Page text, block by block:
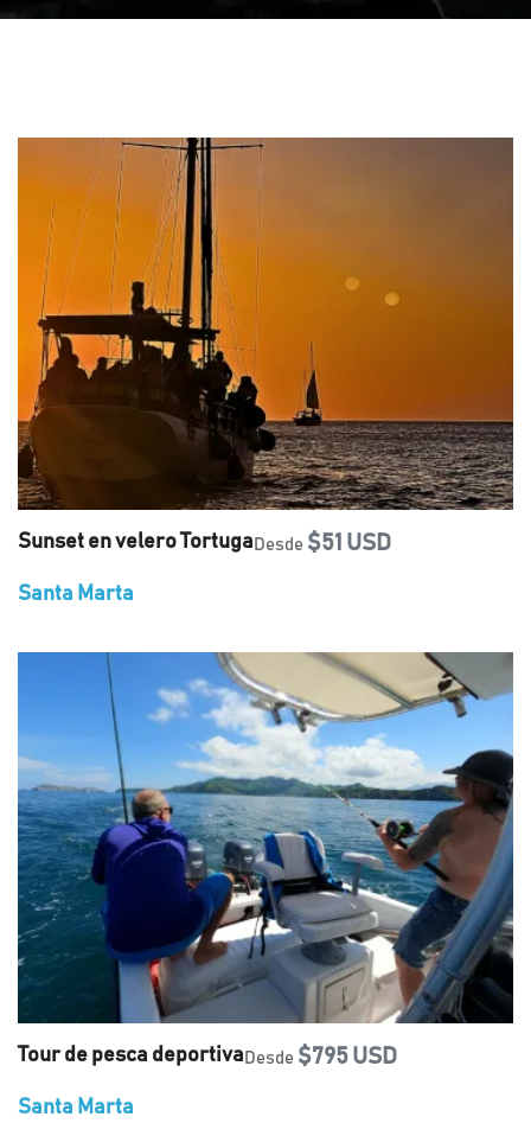
Sunset en velero Tortuga Desde $51 USD
Santa Marta
Tour de pesca deportiva Desde $795 USD
Santa Marta